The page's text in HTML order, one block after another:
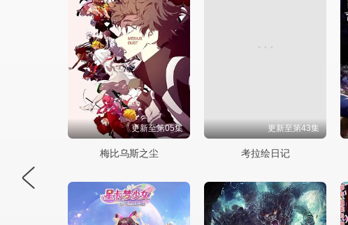
更新至第05集
梅比乌斯之尘
更新至第43集
考拉绘日记